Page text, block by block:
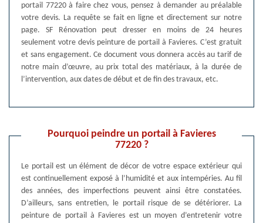
portail 77220 à faire chez vous, pensez à demander au préalable
votre devis. La requête se fait en ligne et directement sur notre
page. SF Rénovation peut dresser en moins de 24 heures
seulement votre devis peinture de portail à Favieres. C’est gratuit
et sans engagement. Ce document vous donnera accès au tarif de
notre main d’œuvre, au prix total des matériaux, à la durée de
l’intervention, aux dates de début et de fin des travaux, etc.
Pourquoi peindre un portail à Favieres
77220 ?
Le portail est un élément de décor de votre espace extérieur qui
est continuellement exposé à l’humidité et aux intempéries. Au fil
des années, des imperfections peuvent ainsi être constatées.
D’ailleurs, sans entretien, le portail risque de se détériorer. La
peinture de portail à Favieres est un moyen d’entretenir votre